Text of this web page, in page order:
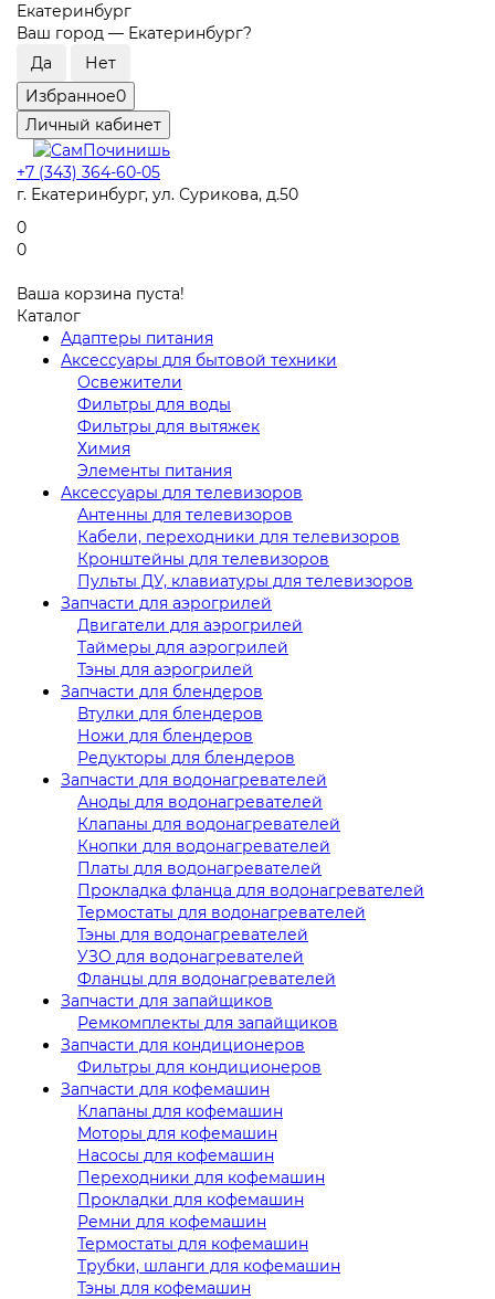
Екатеринбург
Ваш город — Екатеринбург?
Избранное0
Личный кабинет
+7 (343) 364-60-05
г. Екатеринбург, ул. Сурикова, д.50
0
0
Ваша корзина пуста!
Каталог
Адаптеры питания
Аксессуары для бытовой техники
Освежители
Фильтры для воды
Фильтры для вытяжек
Химия
Элементы питания
Аксессуары для телевизоров
Антенны для телевизоров
Кабели, переходники для телевизоров
Кронштейны для телевизоров
Пульты ДУ, клавиатуры для телевизоров
Запчасти для аэрогрилей
Двигатели для аэрогрилей
Таймеры для аэрогрилей
Тэны для аэрогрилей
Запчасти для блендеров
Втулки для блендеров
Ножи для блендеров
Редукторы для блендеров
Запчасти для водонагревателей
Аноды для водонагревателей
Клапаны для водонагревателей
Кнопки для водонагревателей
Платы для водонагревателей
Прокладка фланца для водонагревателей
Термостаты для водонагревателей
Тэны для водонагревателей
УЗО для водонагревателей
Фланцы для водонагревателей
Запчасти для запайщиков
Ремкомплекты для запайщиков
Запчасти для кондиционеров
Фильтры для кондиционеров
Запчасти для кофемашин
Клапаны для кофемашин
Моторы для кофемашин
Насосы для кофемашин
Переходники для кофемашин
Прокладки для кофемашин
Ремни для кофемашин
Термостаты для кофемашин
Трубки, шланги для кофемашин
Тэны для кофемашин